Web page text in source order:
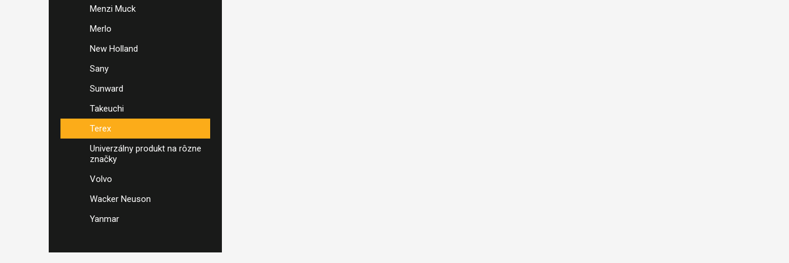
Menzi Muck
Merlo
New Holland
Sany
Sunward
Takeuchi
Terex
Univerzálny produkt na rôzne
značky
Volvo
Wacker Neuson
Yanmar